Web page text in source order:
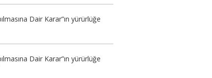
Dair Karar”ın yürürlüğe
Dair Karar”ın yürürlüğe